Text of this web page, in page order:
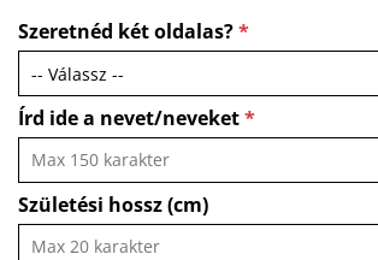
Szeretnéd két oldalas?*
Írd ide a nevet/neveket*
Születési hossz (cm)